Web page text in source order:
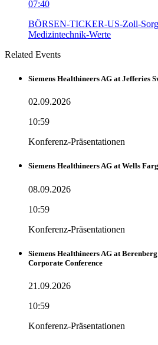
07:40
BÖRSEN-TICKER-US-Zoll-
Medizintechnik-Werte
Related Events
Siemens Healthineers AG at Jefferies
02.09.2026
10:59
Konferenz-Präsentationen
Siemens Healthineers AG at Wells
08.09.2026
10:59
Konferenz-Präsentationen
Siemens Healthineers AG at
Corporate Conference
21.09.2026
10:59
Konferenz-Präsentationen